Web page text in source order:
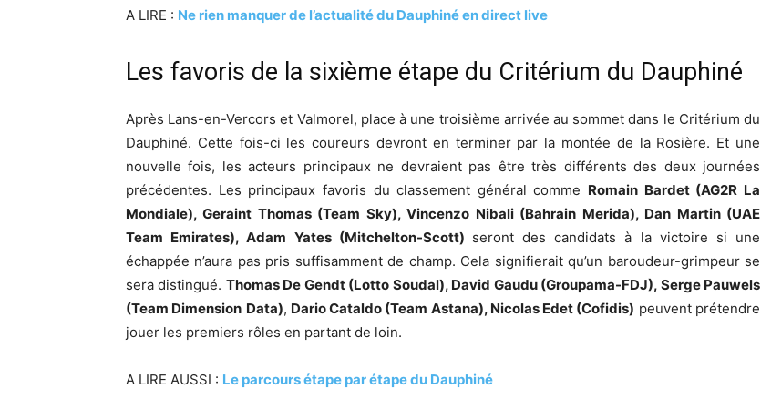
A LIRE : Ne rien manquer de l’actualité du Dauphiné en direct live
Les favoris de la sixième étape du Critérium du Dauphiné
Après Lans-en-Vercors et Valmorel, place à une troisième arrivée au sommet dans le Critérium du
Dauphiné. Cette fois-ci les coureurs devront en terminer par la montée de la Rosière. Et une
nouvelle fois, les acteurs principaux ne devraient pas être très différents des deux journées
précédentes. Les principaux favoris du classement général comme Romain Bardet (AG2R La
Mondiale), Geraint Thomas (Team Sky), Vincenzo Nibali (Bahrain Merida), Dan Martin (UAE
Team Emirates), Adam Yates (Mitchelton-Scott) seront des candidats à la victoire si une
échappée n’aura pas pris suffisamment de champ. Cela signifierait qu’un baroudeur-grimpeur se
sera distingué. Thomas De Gendt (Lotto Soudal), David Gaudu (Groupama-FDJ), Serge Pauwels
(Team Dimension Data), Dario Cataldo (Team Astana), Nicolas Edet (Cofidis) peuvent prétendre
jouer les premiers rôles en partant de loin.
A LIRE AUSSI : Le parcours étape par étape du Dauphiné